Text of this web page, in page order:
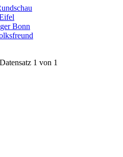
Bonn
Datensatz 1 von 1